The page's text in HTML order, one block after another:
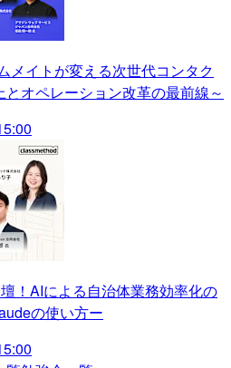
メイトが変える次世代コンタク
とオペレーション改革の最前線～
！AIによる自治体業務効率化の
の使い方ー